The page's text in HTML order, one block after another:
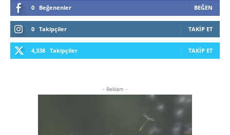
0 Beğenenler BEĞEN
0 Takipçiler TAKIP ET
4,338 Takipçiler TAKIP ET
- Reklam -